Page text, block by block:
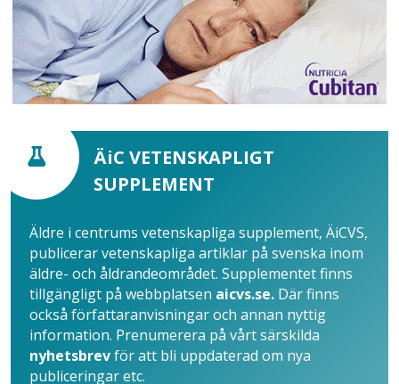
ÄiC VETENSKAPLIGT
SUPPLEMENT
Äldre i centrums vetenskapliga supplement, ÄiCVS,
publicerar vetenskapliga artiklar på svenska inom
äldre- och åldrandeområdet. Supplementet finns
tillgängligt på webbplatsen aicvs.se. Där finns
också författaranvisningar och annan nyttig
information. Prenumerera på vårt särskilda
nyhetsbrevför att bli uppdaterad om nya
publiceringar etc.